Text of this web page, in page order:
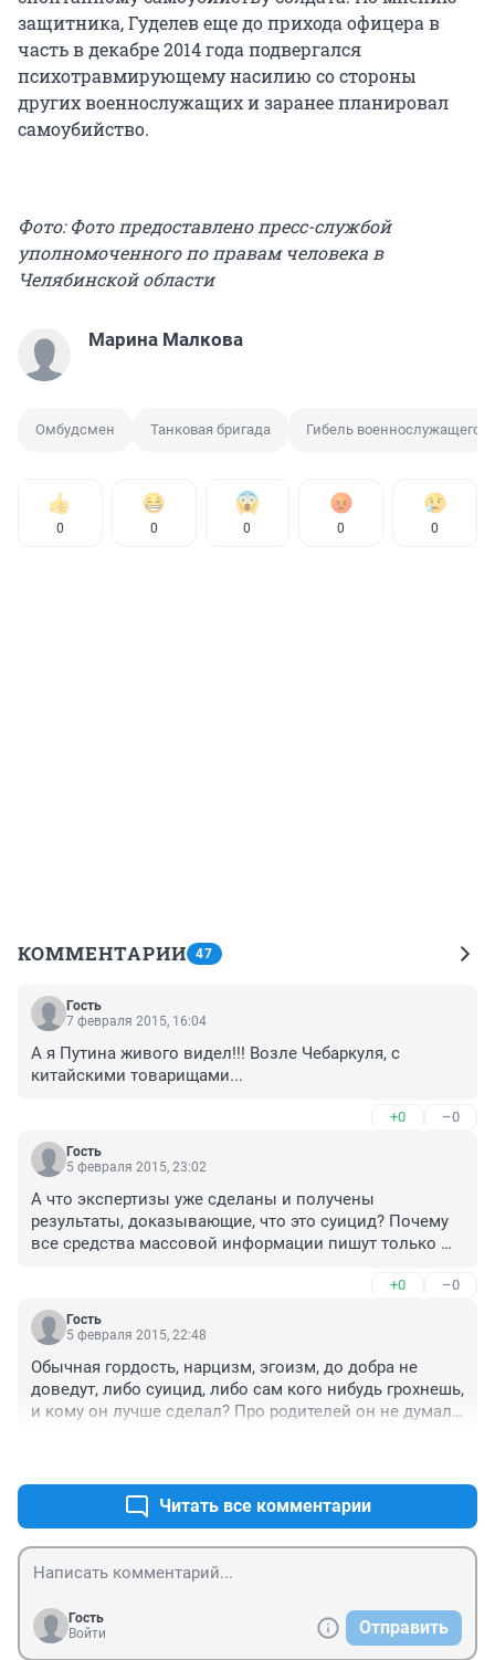
защитника, Гуделев еще до прихода офицера в
часть в декабре 2014 года подвергался
психотравмирующему насилию со стороны
других военнослужащих и заранее планировал
самоубийство.
Фото: Фото предоставлено пресс-службой
уполномоченного по правам человека в
Челябинской области
Марина Малкова
Омбудсмен Танковая бригада Гибель военнослужащего
0 0 0 0 0
КОММЕНТАРИИ 47
Гость
7 февраля 2015, 16:04
А я Путина живого видел!!! Возле Чебаркуля, с
китайскими товарищами...
+0 –0
Гость
5 февраля 2015, 23:02
А что экспертизы уже сделаны и получены
результаты, доказывающие, что это суицид? Почему
все средства массовой информации пишут только
+0 –0
Гость
5 февраля 2015, 22:48
Обычная гордость, нарцизм, эгоизм, до добра не
доведут, либо суицид, либо сам кого нибудь грохнешь,
и кому он лучше сделал? Про родителей он не думал,
Читать все комментарии
Гость
Войти
Отправить